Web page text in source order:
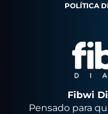
POLÍTICA
Fibwi
Pensado para